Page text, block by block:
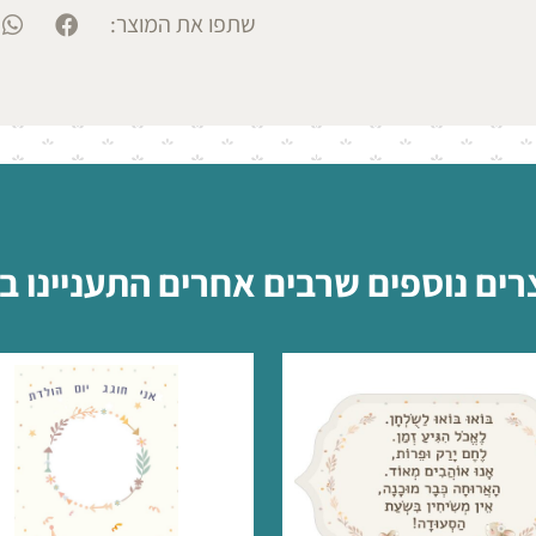
שתפו את המוצר:
נוספים שרבים אחרים התעניינו